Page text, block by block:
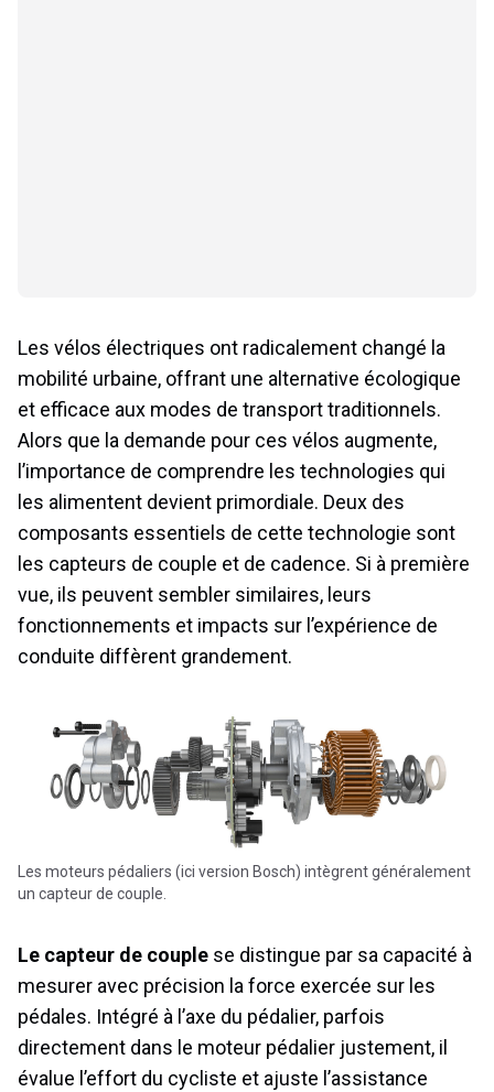
Les vélos électriques ont radicalement changé la
mobilité urbaine, offrant une alternative écologique
et efficace aux modes de transport traditionnels.
Alors que la demande pour ces vélos augmente,
l’importance de comprendre les technologies qui
les alimentent devient primordiale. Deux des
composants essentiels de cette technologie sont
les capteurs de couple et de cadence. Si à première
vue, ils peuvent sembler similaires, leurs
fonctionnements et impacts sur l’expérience de
conduite diffèrent grandement.
un capteur de couple.
Le capteur de couple se distingue par sa capacité à
mesurer avec précision la force exercée sur les
pédales. Intégré à l’axe du pédalier, parfois
directement dans le moteur pédalier justement, il
évalue l’effort du cycliste et ajuste l’assistance